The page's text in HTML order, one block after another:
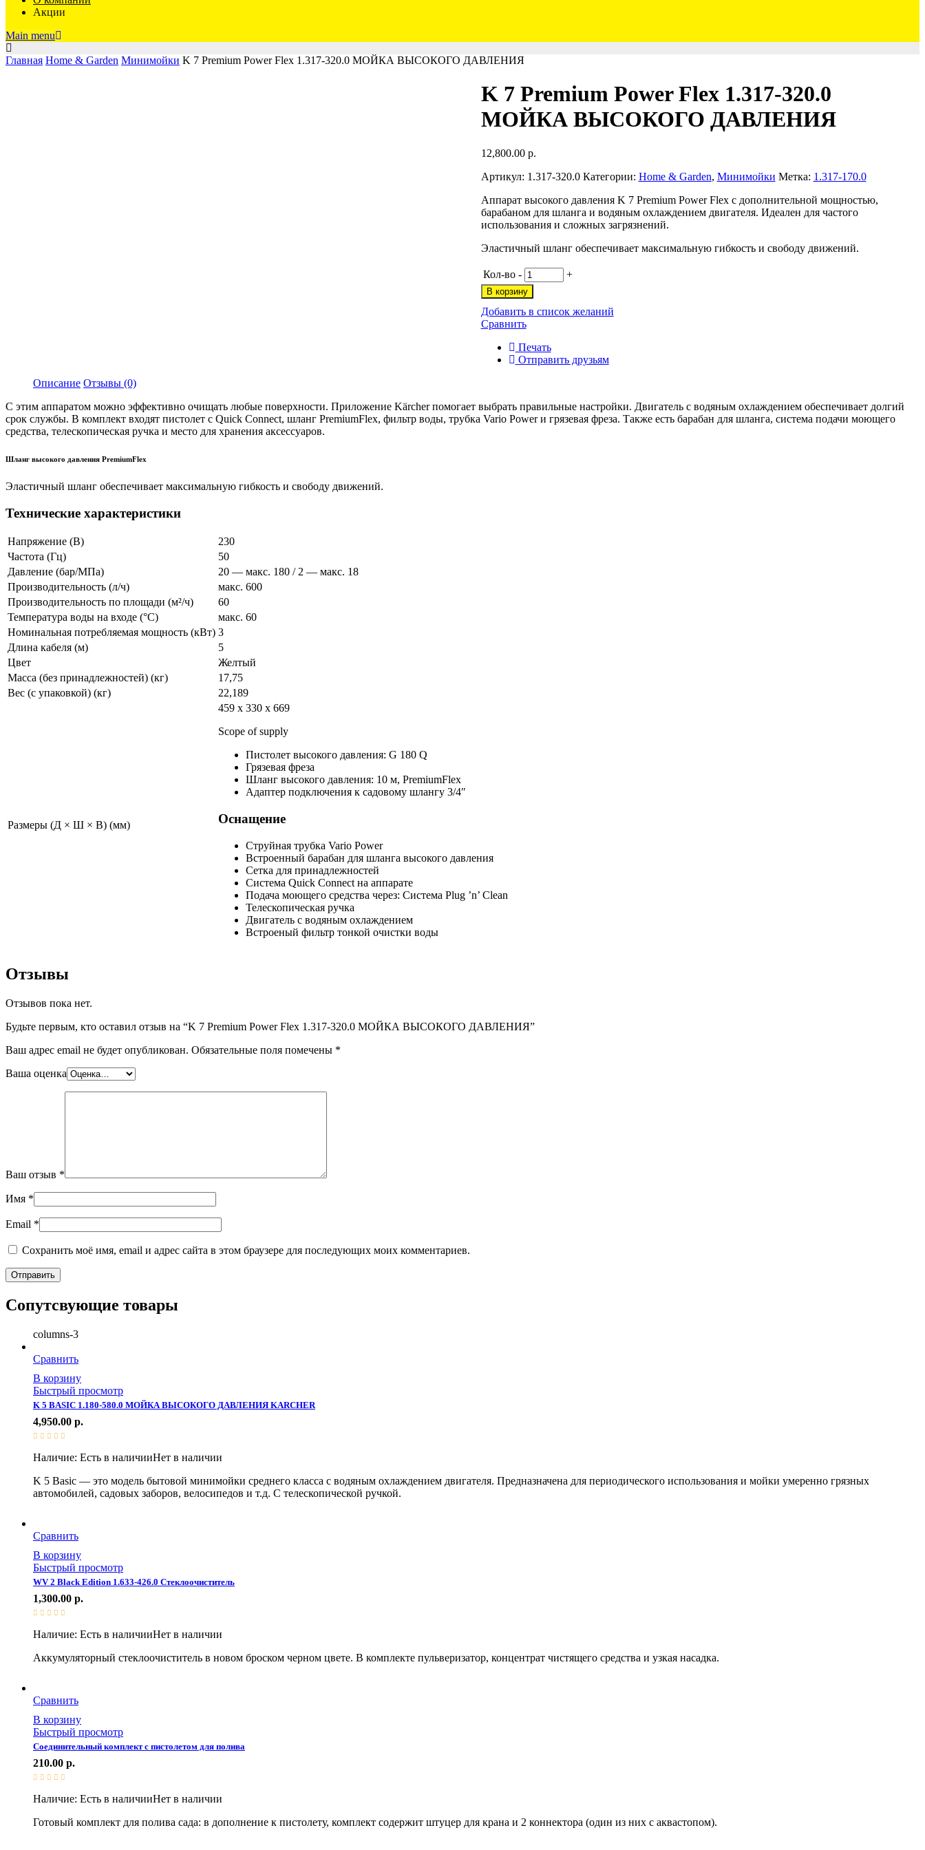
Акции
Main menu
Главная Home & Garden Минимойки K 7 Premium Power Flex 1.317-320.0 МОЙКА ВЫСОКОГО ДАВЛЕНИЯ
K 7 Premium Power Flex 1.317-320.0
МОЙКА ВЫСОКОГО ДАВЛЕНИЯ
12,800.00 р.
Артикул: 1.317-320.0 Категории: Home & Garden, Минимойки Метка: 1.317-170.0
Аппарат высокого давления K 7 Premium Power Flex с дополнительной мощностью,
барабаном для шланга и водяным охлаждением двигателя. Идеален для частого
использования и сложных загрязнений.
Эластичный шланг обеспечивает максимальную гибкость и свободу движений.
Кол-во - +
В корзину
Добавить в список желаний
Сравнить
Печать
Отправить друзьям
Описание Отзывы (0)
С этим аппаратом можно эффективно очищать любые поверхности. Приложение Kärcher помогает выбрать правильные настройки. Двигатель с водяным охлаждением обеспечивает долгий
срок службы. В комплект входят пистолет с Quick Connect, шланг PremiumFlex, фильтр воды, трубка Vario Power и грязевая фреза. Также есть барабан для шланга, система подачи моющего
средства, телескопическая ручка и место для хранения аксессуаров.
Шланг высокого давления PremiumFlex
Эластичный шланг обеспечивает максимальную гибкость и свободу движений.
Технические характеристики
Напряжение (В)
230
Частота (Гц)
50
Давление (бар/МПа)
20 — макс. 180 / 2 — макс. 18
Производительность (л/ч)
макс. 600
Производительность по площади (м²/ч)
60
Температура воды на входе (°C)
макс. 60
Номинальная потребляемая мощность (кВт) 3
Длина кабеля (м)
5
Цвет
Желтый
Масса (без принадлежностей) (кг)
17,75
Вес (с упаковкой) (кг)
22,189
Размеры (Д × Ш × В) (мм)
459 x 330 x 669
Scope of supply
Пистолет высокого давления: G 180 Q
Грязевая фреза
Шланг высокого давления: 10 м, PremiumFlex
Адаптер подключения к садовому шлангу 3/4″
Оснащение
Струйная трубка Vario Power
Встроенный барабан для шланга высокого давления
Сетка для принадлежностей
Система Quick Connect на аппарате
Подача моющего средства через: Система Plug ’n’ Clean
Телескопическая ручка
Двигатель с водяным охлаждением
Встроеный фильтр тонкой очистки воды
Отзывы
Отзывов пока нет.
Будьте первым, кто оставил отзыв на “K 7 Premium Power Flex 1.317-320.0 МОЙКА ВЫСОКОГО ДАВЛЕНИЯ”
Ваш адрес email не будет опубликован. Обязательные поля помечены *
Ваша оценка
Ваш отзыв *
Имя *
Email *
Сохранить моё имя, email и адрес сайта в этом браузере для последующих моих комментариев.
Сопутсвующие товары
columns-3
Сравнить
В корзину
Быстрый просмотр
K 5 BASIC 1.180-580.0 МОЙКА ВЫСОКОГО ДАВЛЕНИЯ KARCHER
4,950.00 р.
Наличие: Есть в наличииНет в наличии
K 5 Basic — это модель бытовой минимойки среднего класса с водяным охлаждением двигателя. Предназначена для периодического использования и мойки умеренно грязных
автомобилей, садовых заборов, велосипедов и т.д. С телескопической ручкой.
Сравнить
В корзину
Быстрый просмотр
WV 2 Black Edition 1.633-426.0 Стеклоочиститель
1,300.00 р.
Наличие: Есть в наличииНет в наличии
Аккумуляторный стеклоочиститель в новом броском черном цвете. В комплекте пульверизатор, концентрат чистящего средства и узкая насадка.
Сравнить
В корзину
Быстрый просмотр
Соединительный комплект с пистолетом для полива
210.00 р.
Наличие: Есть в наличииНет в наличии
Готовый комплект для полива сада: в дополнение к пистолету, комплект содержит штуцер для крана и 2 коннектора (один из них с аквастопом).